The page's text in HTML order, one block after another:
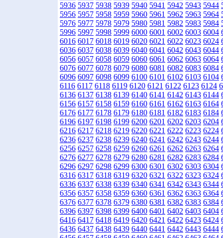
5936 5937 5938 5939 5940 5941 5942 5943 5944
5956 5957 5958 5959 5960 5961 5962 5963 5964
5976 5977 5978 5979 5980 5981 5982 5983 5984
5996 5997 5998 5999 6000 6001 6002 6003 6004
6016 6017 6018 6019 6020 6021 6022 6023 6024
6036 6037 6038 6039 6040 6041 6042 6043 6044
6056 6057 6058 6059 6060 6061 6062 6063 6064
6076 6077 6078 6079 6080 6081 6082 6083 6084
6096 6097 6098 6099 6100 6101 6102 6103 6104
6116 6117 6118 6119 6120 6121 6122 6123 6124
6136 6137 6138 6139 6140 6141 6142 6143 6144
6156 6157 6158 6159 6160 6161 6162 6163 6164
6176 6177 6178 6179 6180 6181 6182 6183 6184
6196 6197 6198 6199 6200 6201 6202 6203 6204
6216 6217 6218 6219 6220 6221 6222 6223 6224
6236 6237 6238 6239 6240 6241 6242 6243 6244
6256 6257 6258 6259 6260 6261 6262 6263 6264
6276 6277 6278 6279 6280 6281 6282 6283 6284
6296 6297 6298 6299 6300 6301 6302 6303 6304
6316 6317 6318 6319 6320 6321 6322 6323 6324
6336 6337 6338 6339 6340 6341 6342 6343 6344
6356 6357 6358 6359 6360 6361 6362 6363 6364
6376 6377 6378 6379 6380 6381 6382 6383 6384
6396 6397 6398 6399 6400 6401 6402 6403 6404
6416 6417 6418 6419 6420 6421 6422 6423 6424
6436 6437 6438 6439 6440 6441 6442 6443 6444